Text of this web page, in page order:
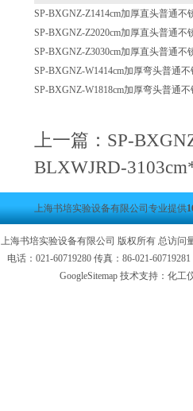
SP-BXGNZ-Z1414cm加厚直头普通不
SP-BXGNZ-Z2020cm加厚直头普通不
SP-BXGNZ-Z3030cm加厚直头普通不
SP-BXGNZ-W1414cm加厚弯头普通
SP-BXGNZ-W1818cm加厚弯头普通
上一篇： SP-
BLXWJRD-
上海书培实验设备有限公司专业提供
上海书培实验设备有限公司 版权所有 总访问
电话：021-60719280 传真：86-021-
GoogleSitemap 技术支持：化工